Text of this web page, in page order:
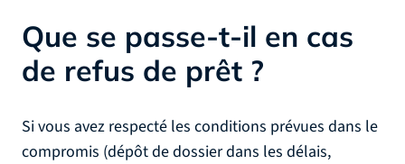
Que se passe-t-il en cas
de refus de prêt ?
Si vous avez respecté les conditions prévues dans le
compromis (dépôt de dossier dans les délais,